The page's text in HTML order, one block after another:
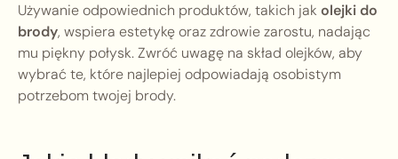
Używanie odpowiednich produktów, takich jak olejki do
brody, wspiera estetykę oraz zdrowie zarostu, nadając
mu piękny połysk. Zwróć uwagę na skład olejków, aby
wybrać te, które najlepiej odpowiadają osobistym
potrzebom twojej brody.